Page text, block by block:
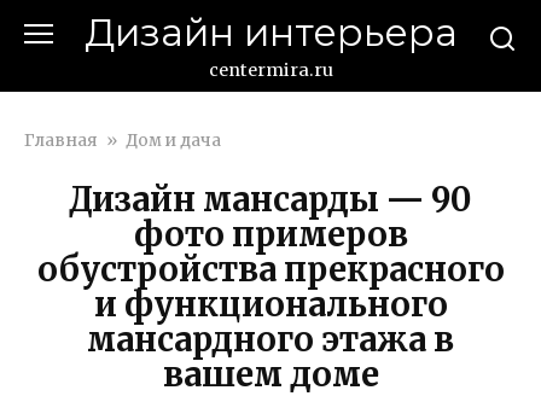
Дизайн интерьера
centermira.ru
Главная » Дом и дача
Дизайн мансарды — 90
фото примеров
обустройства прекрасного
и функционального
мансардного этажа в
вашем доме